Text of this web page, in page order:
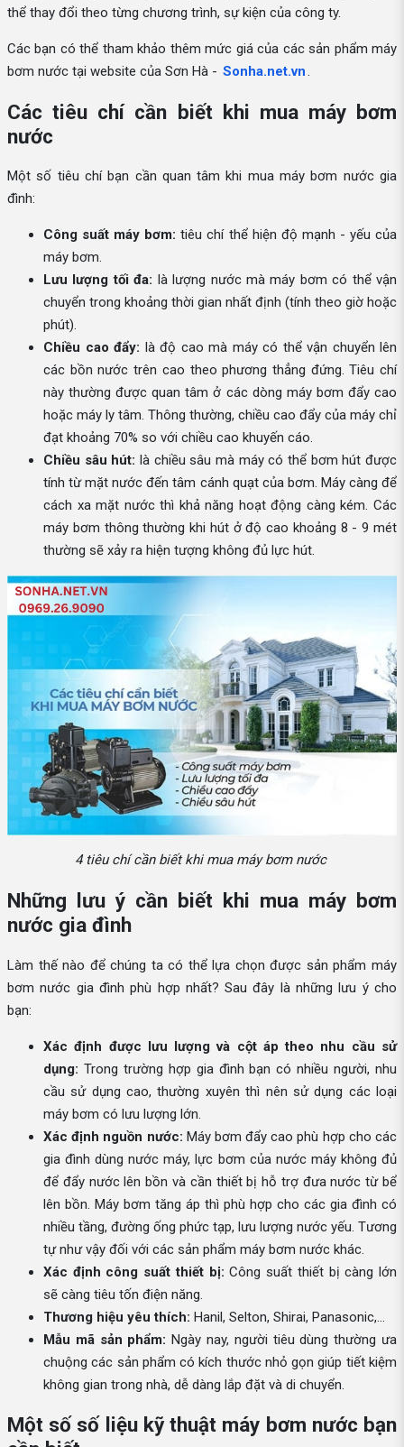
thể thay đổi theo từng chương trình, sự kiện của công ty.
Các bạn có thể tham khảo thêm mức giá của các sản phẩm máy
bơm nước tại website của Sơn Hà - Sonha.net.vn.
Các tiêu chí cần biết khi mua máy bơm
nước
Một số tiêu chí bạn cần quan tâm khi mua máy bơm nước gia
đình:
Công suất máy bơm: tiêu chí thể hiện độ mạnh - yếu của
máy bơm.
Lưu lượng tối đa: là lượng nước mà máy bơm có thể vận
chuyển trong khoảng thời gian nhất định (tính theo giờ hoặc
phút).
Chiều cao đẩy: là độ cao mà máy có thể vận chuyển lên
các bồn nước trên cao theo phương thẳng đứng. Tiêu chí
này thường được quan tâm ở các dòng máy bơm đẩy cao
hoặc máy ly tâm. Thông thường, chiều cao đẩy của máy chỉ
đạt khoảng 70% so với chiều cao khuyến cáo.
Chiều sâu hút: là chiều sâu mà máy có thể bơm hút được
tính từ mặt nước đến tâm cánh quạt của bơm. Máy càng để
cách xa mặt nước thì khả năng hoạt động càng kém. Các
máy bơm thông thường khi hút ở độ cao khoảng 8 - 9 mét
thường sẽ xảy ra hiện tượng không đủ lực hút.
4 tiêu chí cần biết khi mua máy bơm nước
Những lưu ý cần biết khi mua máy bơm
nước gia đình
Làm thế nào để chúng ta có thể lựa chọn được sản phẩm máy
bơm nước gia đình phù hợp nhất? Sau đây là những lưu ý cho
bạn:
Xác định được lưu lượng và cột áp theo nhu cầu sử
dụng: Trong trường hợp gia đình bạn có nhiều người, nhu
cầu sử dụng cao, thường xuyên thì nên sử dụng các loại
máy bơm có lưu lượng lớn.
Xác định nguồn nước: Máy bơm đẩy cao phù hợp cho các
gia đình dùng nước máy, lực bơm của nước máy không đủ
để đẩy nước lên bồn và cần thiết bị hỗ trợ đưa nước từ bể
lên bồn. Máy bơm tăng áp thì phù hợp cho các gia đình có
nhiều tầng, đường ống phức tạp, lưu lượng nước yếu. Tương
tự như vậy đối với các sản phẩm máy bơm nước khác.
Xác định công suất thiết bị: Công suất thiết bị càng lớn
sẽ càng tiêu tốn điện năng.
Thương hiệu yêu thích: Hanil, Selton, Shirai, Panasonic,...
Mẫu mã sản phẩm: Ngày nay, người tiêu dùng thường ưa
chuộng các sản phẩm có kích thước nhỏ gọn giúp tiết kiệm
không gian trong nhà, dễ dàng lắp đặt và di chuyển.
Một số số liệu kỹ thuật máy bơm nước bạn